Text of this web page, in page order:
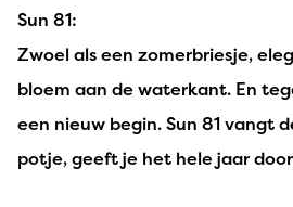
Sun 81:
Zwoel als een zomerbriesje,
bloem aan de waterkant. En
een nieuw begin. Sun 81 vangt
potje, geeft je het hele jaar